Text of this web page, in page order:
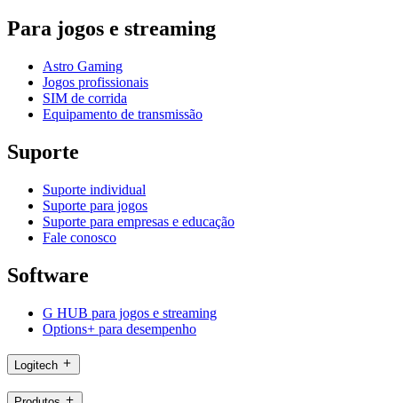
Para jogos e streaming
Astro Gaming
Jogos profissionais
SIM de corrida
Equipamento de transmissão
Suporte
Suporte individual
Suporte para jogos
Suporte para empresas e educação
Fale conosco
Software
G HUB para jogos e streaming
Options+ para desempenho
Logitech